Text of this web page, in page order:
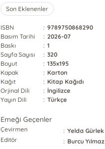
Son Eklenenler
ISBN : 9789750868290
Basım Tarihi
: 2026-07
Baskı
: 1
Sayfa Sayısı
: 320
Boyut
: 135x195
Kapak
: Karton
Kağıt
: Kitap Kağıdı
Orjinal Dili
: İngilizce
Yayın Dili
: Türkçe
Emeği Geçenler
Çevirmen : Yelda Gürlek
Editör
: Burcu Yılmaz